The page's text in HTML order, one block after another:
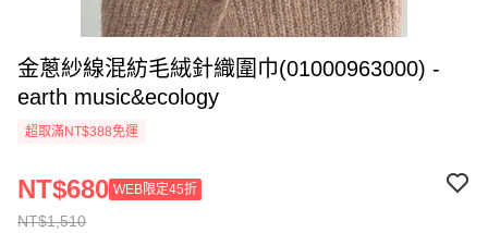
金蔥紗線混紡毛絨針織圍巾(01000963000) -
earth music&ecology
超取滿NT$388免運
NT$1,510
NT$680 WEB限定45折